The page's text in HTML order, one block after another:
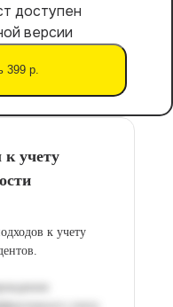
доступен
версии
399 р.
учету
к учету